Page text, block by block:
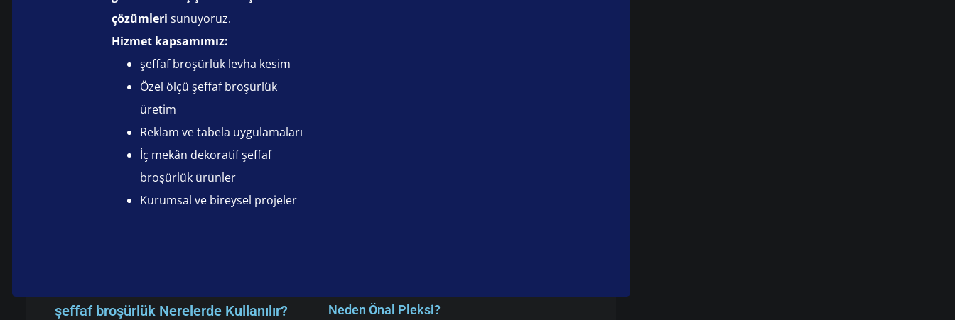
çözümleri sunuyoruz.
Hizmet kapsamımız:
şeffaf broşürlük levha kesim
Özel ölçü şeffaf broşürlük
üretim
Reklam ve tabela uygulamaları
İç mekân dekoratif şeffaf
broşürlük ürünler
Kurumsal ve bireysel projeler
şeffaf broşürlük Nerelerde Kullanılır? Neden Önal Pleksi?